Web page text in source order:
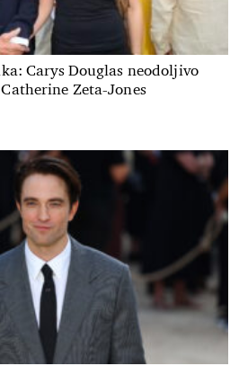
Carys Douglas neodoljivo
Zeta-Jones